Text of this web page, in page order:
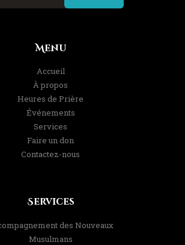
Menu
Accueil
À propos
Heures de Prière
Événements
Services
Faire un don
Contactez-nous
Services
des Nouveaux
Musulmans